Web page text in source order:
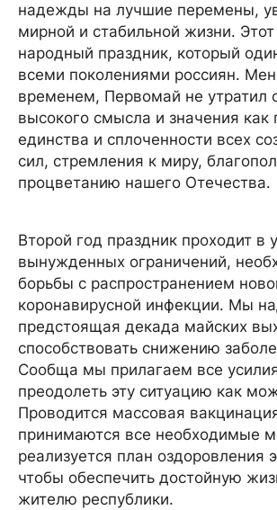
надежды на лучшие перемены,
мирной и стабильной жизни.
народный праздник, который
всеми поколениями россиян.
временем, Первомай не утратил
высокого смысла и значения как
единства и сплоченности всех
сил, стремления к миру,
процветанию нашего Отечества.
Второй год праздник проходит в
вынужденных ограничений,
борьбы с распространением
коронавирусной инфекции. Мы
предстоящая декада майских
способствовать снижению
Сообща мы прилагаем все
преодолеть эту ситуацию как
Проводится массовая
принимаются все необходимые
реализуется план оздоровления
чтобы обеспечить достойную
жителю республики.